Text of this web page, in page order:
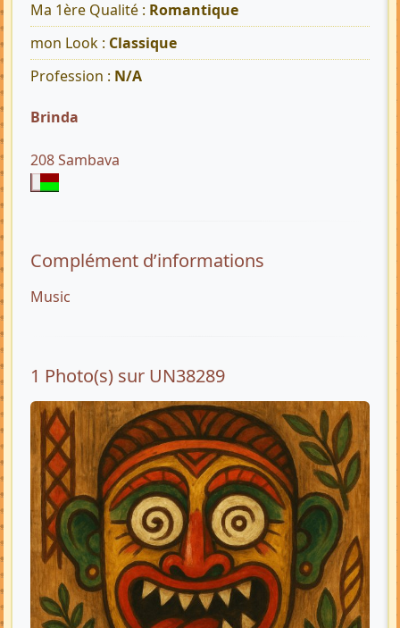
Ma 1ère Qualité : Romantique
mon Look : Classique
Profession : N/A
Brinda
208 Sambava
Complément d’informations
Music
1 Photo(s) sur UN38289